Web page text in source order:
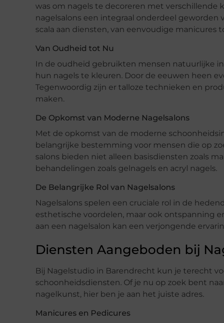
was om nagels te decoreren met verschillende
nagelsalons een integraal onderdeel
scala aan diensten, van eenvoudige
Van Oudheid tot Nu
In de oudheid gebruikten mensen natuurlijke
hun nagels te kleuren. Door de eeuwen heen
Tegenwoordig zijn er talloze technieken en
maken.
De Opkomst van Moderne Nagelsalons
Met de opkomst van de moderne
belangrijke bestemming voor mensen die op
salons bieden niet alleen basisdiensten zoals
behandelingen zoals gelnagels en acryl nagels.
De Belangrijke Rol van Nagelsalons
Nagelsalons spelen een cruciale rol in de
esthetische voordelen, maar ook ontspanning
aan een nagelsalon kan een verjongende
Diensten Aangeboden bij
Bij Nagelstudio in Barendrecht kun je terecht
schoonheidsdiensten. Of je nu op zoek bent
nagelkunst, hier ben je aan het juiste adres.
Manicures en Pedicures